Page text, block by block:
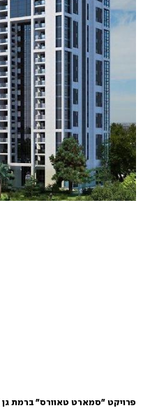
פרויקט "סמארט טאוורס" ברמת גן